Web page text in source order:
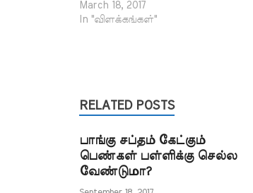
செய்திகள் யாவை என்பதை
முதலில் அறிந்து கொள்வோம்.
கொடுக்கப்படவில்லை. அதைக்
கற்றுக் கொடுத்தவர்கள்
ஸுலைமான் நபி காலத்தில் வாழ்ந்த
தீயவர்கள் தான். இதுதான் மேலே
உள்ள வாசகத்தின் கருத்து.
ஸுலைமான்…
March 18, 2017
In "விளக்கங்கள்"
RELATED POSTS
பாங்கு சப்தம் கேட்கும்
பெண்கள் பள்ளிக்கு செல்ல
வேண்டுமா?